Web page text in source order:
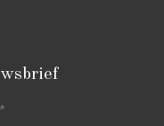
*